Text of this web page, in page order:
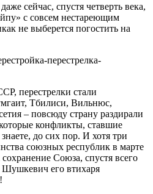
сейчас, спустя четверть века,
с совсем нестареющим
не выберется погостить на
перестрелка-
перестрелки стали
Тбилиси, Вильнюс,
– повсюду страну раздирали
конфликты, ставшие
до сих пор. И хотя три
союзных республик в марте
Союза, спустя всего
его втихаря